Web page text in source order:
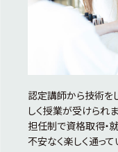
認定講師から技術を
しく授業が受けられま
担任制で資格取得・
不安なく楽しく通って